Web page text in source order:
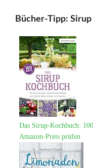
Bücher-Tipp:
Das Sirup-Kochbuch:
Amazon-Preis prüfen